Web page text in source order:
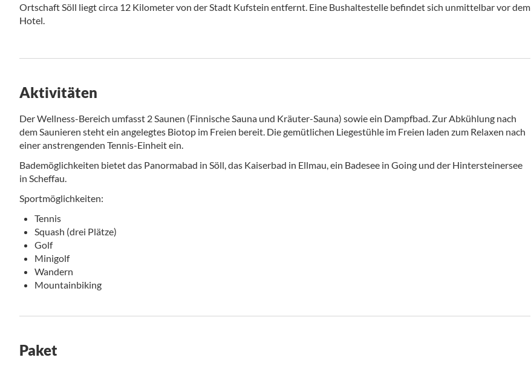
Ortschaft Söll liegt circa 12 Kilometer von der Stadt Kufstein entfernt. Eine Bushaltestelle befindet sich unmittelbar vor dem
Hotel.
Aktivitäten
Der Wellness-Bereich umfasst 2 Saunen (Finnische Sauna und Kräuter-Sauna) sowie ein Dampfbad. Zur Abkühlung nach
dem Saunieren steht ein angelegtes Biotop im Freien bereit. Die gemütlichen Liegestühle im Freien laden zum Relaxen nach
einer anstrengenden Tennis-Einheit ein.
Bademöglichkeiten bietet das Panormabad in Söll, das Kaiserbad in Ellmau, ein Badesee in Going und der Hintersteinersee
in Scheffau.
Sportmöglichkeiten:
Tennis
Squash (drei Plätze)
Golf
Minigolf
Wandern
Mountainbiking
Paket